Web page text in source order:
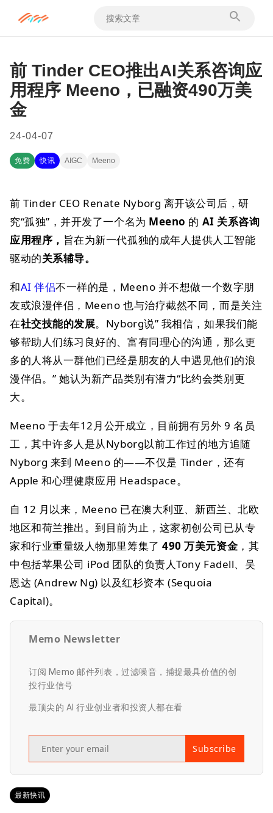
前 Tinder CEO推出AI关系咨询应
用程序 Meeno，已融资490万美
金
24-04-07
免费 快讯 AIGC Meeno
前 Tinder CEO Renate Nyborg 离开该公司后，研
究“孤独”，并开发了一个名为 Meeno 的 AI 关系咨询
应用程序， 旨在为新一代孤独的成年人提供人工智能
驱动的关系辅导。
和AI 伴侣不一样的是，Meeno 并不想做一个数字朋
友或浪漫伴侣，Meeno 也与治疗截然不同，而是关注
在社交技能的发展。Nyborg说” 我相信，如果我们能
够帮助人们练习良好的、富有同理心的沟通，那么更
多的人将从一群他们已经是朋友的人中遇见他们的浪
漫伴侣。” 她认为新产品类别有潜力“比约会类别更
大。
Meeno 于去年12月公开成立，目前拥有另外 9 名员
工，其中许多人是从Nyborg以前工作过的地方追随
Nyborg 来到 Meeno 的——不仅是 Tinder，还有
Apple 和心理健康应用 Headspace。
自 12 月以来，Meeno 已在澳大利亚、新西兰、北欧
地区和荷兰推出。到目前为止，这家初创公司已从专
家和行业重量级人物那里筹集了 490 万美元资金 ，其
中包括苹果公司 iPod 团队的负责人Tony Fadell、吴
恩达 (Andrew Ng) 以及红杉资本 (Sequoia
Capital)。
Memo Newsletter
订阅 Memo 邮件列表，过滤噪音，捕捉最具价值的创
投行业信号
最顶尖的 AI 行业创业者和投资人都在看
Subscribe
最新快讯